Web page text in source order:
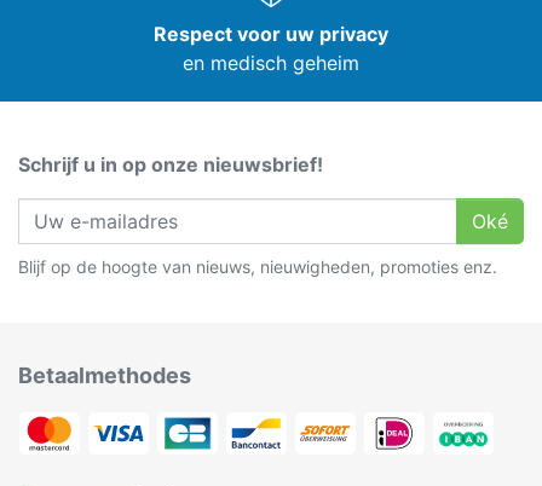
Respect voor uw privacy
en medisch geheim
Schrijf u in op onze nieuwsbrief!
Oké
Blijf op de hoogte van nieuws, nieuwigheden, promoties enz.
Betaalmethodes